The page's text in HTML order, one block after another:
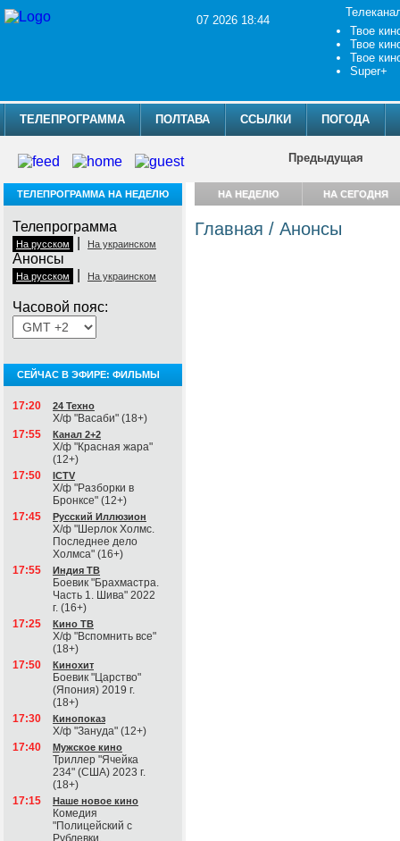
07 2026 18:44
Твое
Твое
Твое
Super+
ТЕЛЕПРОГРАММА ПОЛТАВА ССЫЛКИ ПОГОДА
Предыдущая
ТЕЛЕПРОГРАММА НА НЕДЕЛЮ
Телепрограмма
На русском На украинском
Анонсы
На русском На украинском
Часовой пояс:
СЕЙЧАС В ЭФИРЕ: ФИЛЬМЫ
17:20 24 Техно
Х/ф "Васаби" (18+)
17:55
Канал 2+2
Х/ф "Красная жара"
(12+)
17:50
ICTV
Х/ф "Разборки в
Бронксе" (12+)
17:45
Русский Иллюзион
Х/ф "Шерлок Холмс.
Последнее дело
Холмса" (16+)
17:55
Индия ТВ
Боевик "Брахмастра.
Часть 1. Шива" 2022
г. (16+)
17:25
Кино ТВ
Х/ф "Вспомнить все"
(18+)
17:50
Кинохит
Боевик "Царство"
(Япония) 2019 г.
(18+)
17:30
Кинопоказ
Х/ф "Зануда" (12+)
17:40
Мужское кино
Триллер "Ячейка
234" (США) 2023 г.
(18+)
17:15
Наше новое кино
Комедия
"Полицейский с
Рублевки.
НА НЕДЕЛЮ НА СЕГОДНЯ
Главная / Анонсы